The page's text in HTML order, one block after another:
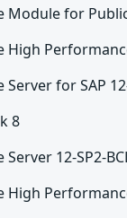
Module for
High
Server for SAP
8
12-SP2-
High